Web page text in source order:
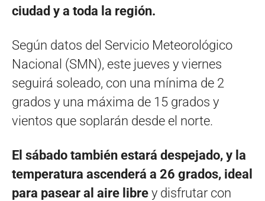
ciudad y a toda la región.
Según datos del Servicio Meteorológico
Nacional (SMN), este jueves y viernes
seguirá soleado, con una mínima de 2
grados y una máxima de 15 grados y
vientos que soplarán desde el norte.
El sábado también estará despejado, y la
temperatura ascenderá a 26 grados, ideal
para pasear al aire libre y disfrutar con